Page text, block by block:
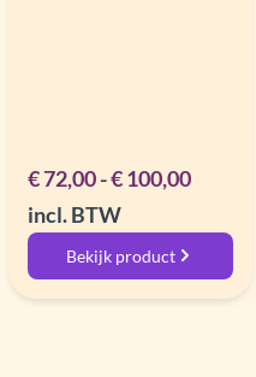
€72,00-€100,00Rango
precios:
desde
incl. BTW
Bekijk product